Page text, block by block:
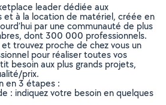
leader dédiée aux
et à la location de matériel, créée en
par une communauté de plus
dont 300 000 professionnels.
trouvez proche de chez vous un
pour réaliser toutes vos
besoin aux plus grands projets,
prix.
en 3 étapes :
: indiquez votre besoin en quelques